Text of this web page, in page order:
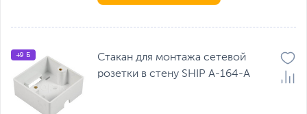
+9 Б
Стакан для монтажа сетевой
розетки в стену SHIP A-164-A